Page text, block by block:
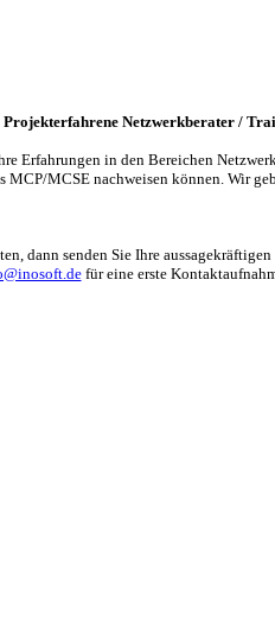
Projekterfahrene Netzwerkberater /
Erfahrungen in den Bereichen
MCSE nachweisen können. Wir
dann senden Sie Ihre
für eine erste